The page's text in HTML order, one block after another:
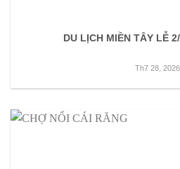
DU LỊCH MIỀN TÂY LỄ
Th7 28, 2026